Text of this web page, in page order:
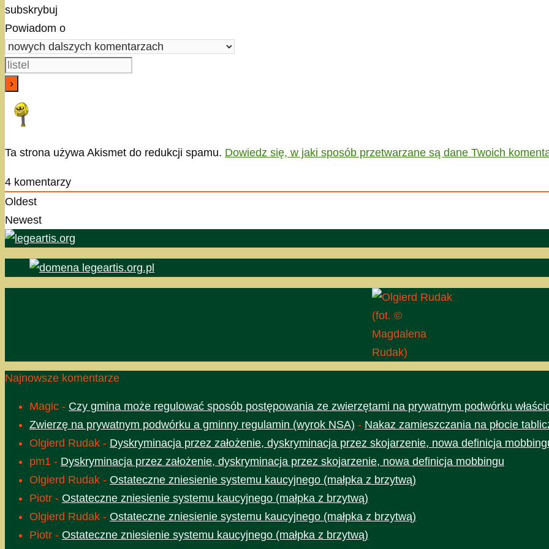
subskrybuj
Powiadom o
Ta strona używa Akismet do redukcji spamu. Dowiedz się, w jaki sposób przetwarzane są dane Twoich
4 komentarzy
Oldest
Newest
(fot. ©
Magdalena
Rudak)
Najnowsze komentarze
Magic - Czy gmina może regulować sposób postępowania ze zwierzętami na prywatnym podwórku
Zwierzę na prywatnym podwórku a gminny regulamin (wyrok NSA) - Nakaz zamieszczania na płocie
Olgierd Rudak - Dyskryminacja przez założenie, dyskryminacja przez skojarzenie, nowa definicja
pm1 - Dyskryminacja przez założenie, dyskryminacja przez skojarzenie, nowa definicja mobbingu
Olgierd Rudak - Ostateczne zniesienie systemu kaucyjnego (małpka z brzytwą)
Piotr - Ostateczne zniesienie systemu kaucyjnego (małpka z brzytwą)
Olgierd Rudak - Ostateczne zniesienie systemu kaucyjnego (małpka z brzytwą)
Piotr - Ostateczne zniesienie systemu kaucyjnego (małpka z brzytwą)